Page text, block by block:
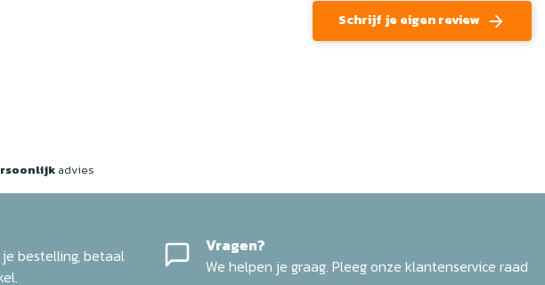
Schrijf je eigen review
advies
bestelling, betaal
Vragen?
We helpen je graag. Pleeg onze klantenservice raad